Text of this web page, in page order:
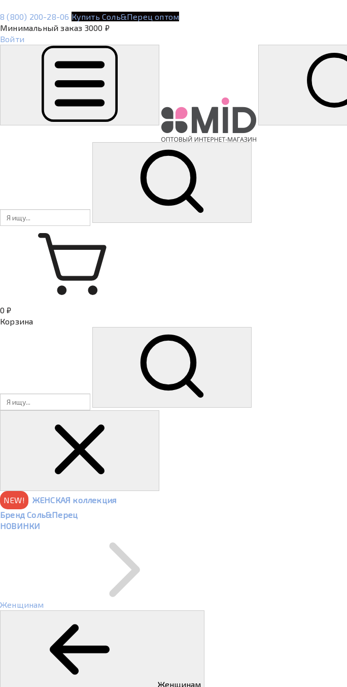
8 (800) 200-28-06 Купить Соль&Перец оптом
Минимальный заказ 3000 ₽
Войти
0 ₽
Корзина
NEW!
ЖЕНСКАЯ коллекция
Бренд Соль&Перец
НОВИНКИ
Женщинам
Женщинам